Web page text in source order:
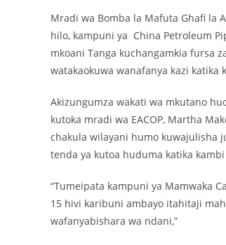
Mradi wa Bomba la Mafuta Ghafi la
hilo, kampuni ya China Petroleum
mkoani Tanga kuchangamkia fursa
watakaokuwa wanafanya kazi katika
Akizungumza wakati wa mkutano
kutoka mradi wa EACOP, Martha
chakula wilayani humo kuwajulisha
tenda ya kutoa huduma katika
“Tumeipata kampuni ya Mamwaka
15 hivi karibuni ambayo itahitaji
wafanyabishara wa ndani,”